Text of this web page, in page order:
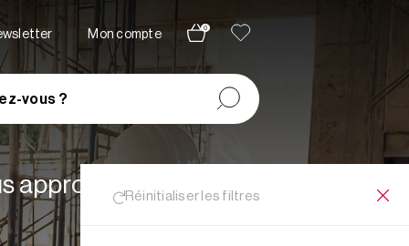
Mon compte
0
vous ?
Réinitialiser les filtres
appropriées à vos